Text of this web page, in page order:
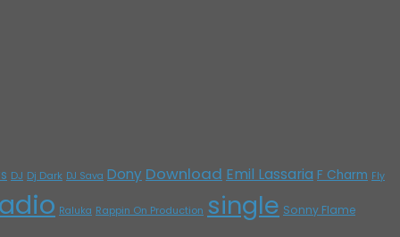
DJ Dj Dark DJ Sava Dony Download Emil Lassaria F Charm Fly
Raluka Rappin On Production single Sonny Flame